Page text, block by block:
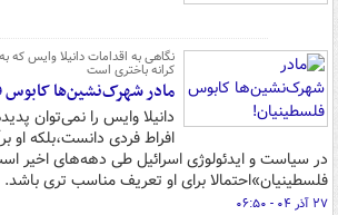
نگاهی به اقدامات دانیلا وایس که
کرانه باختری است
مادر شهرک‌نشین‌ها کابوس
دانیلا وایس را نمی‌توان
افراط فردی دانست،بلکه او
در سیاست و ایدئولوژی اسرائیل طی دهه‌های اخیر
فلسطینیان»احتمالا برای او تعریف مناسب تری باشد.
۲۷ آذر ۰۴ - ۰۶:۵۰